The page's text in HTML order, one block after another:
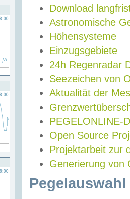
Download
Astronomische
Höhensysteme
Einzugsgebiete
24h Regenradar
Seezeichen von
Aktualität der
PEGELONLINE-
Open Source
Projektarbeit zur
Generierung von